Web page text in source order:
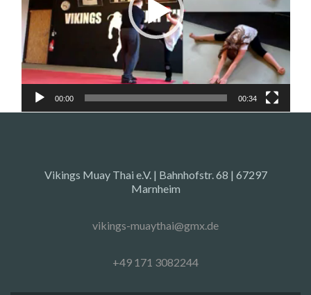
00:00 00:34
Vikings Muay Thai e.V. | Bahnhofstr. 68 | 67297
Marnheim
vikings-muaythai@gmx.de
+49 171 3082244